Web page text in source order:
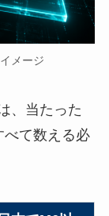
メージ
、当たった
べて数える必